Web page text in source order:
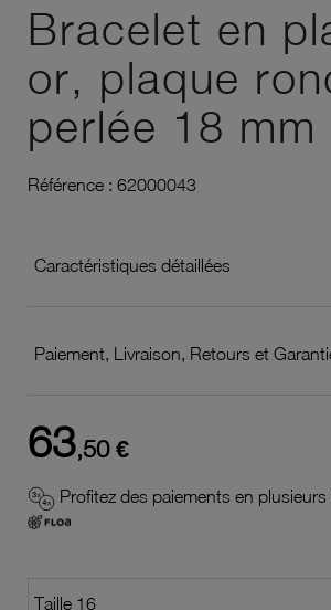
Bracelet en
or, plaque
perlée 18 mm
Référence : 62000043
Caractéristiques détaillées
Paiement, Livraison, Retours et
63,50 €
Profitez des paiements en plusieurs